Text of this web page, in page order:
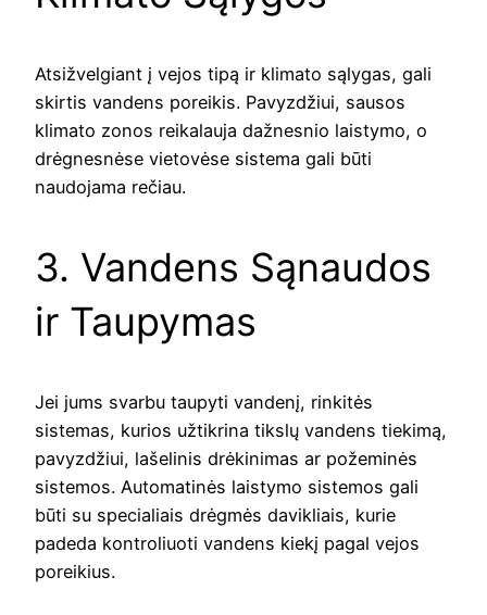
Atsižvelgiant į vejos tipą ir klimato sąlygas, gali
skirtis vandens poreikis. Pavyzdžiui, sausos
klimato zonos reikalauja dažnesnio laistymo, o
drėgnesnėse vietovėse sistema gali būti
naudojama rečiau.
3. Vandens Sąnaudos
ir Taupymas
Jei jums svarbu taupyti vandenį, rinkitės
sistemas, kurios užtikrina tikslų vandens tiekimą,
pavyzdžiui, lašelinis drėkinimas ar požeminės
sistemos. Automatinės laistymo sistemos gali
būti su specialiais drėgmės davikliais, kurie
padeda kontroliuoti vandens kiekį pagal vejos
poreikius.